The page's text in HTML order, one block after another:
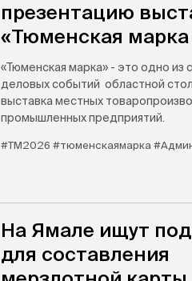
презентацию
«Тюменская марка
«Тюменская марка» - это одно из
деловых событий областной
выставка местных
промышленных предприятий.
#ТМ2026 #тюменскаямарка
На Ямале ищут
для составления